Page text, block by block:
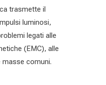
trasmette il
luminosi,
legati alle
(EMC), alle
masse comuni.